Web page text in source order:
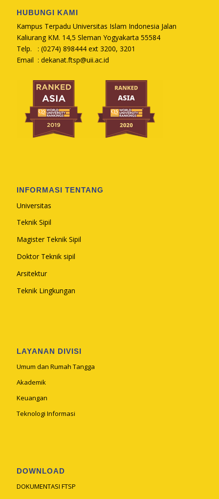
HUBUNGI KAMI
Kampus Terpadu Universitas Islam Indonesia Jalan
Kaliurang KM. 14,5 Sleman Yogyakarta 55584
Telp. : (0274) 898444 ext 3200, 3201
Email : dekanat.ftsp@uii.ac.id
INFORMASI TENTANG
Universitas
Teknik Sipil
Magister Teknik Sipil
Doktor Teknik sipil
Arsitektur
Teknik Lingkungan
LAYANAN DIVISI
Umum dan Rumah Tangga
Akademik
Keuangan
Teknologi Informasi
DOWNLOAD
DOKUMENTASI FTSP